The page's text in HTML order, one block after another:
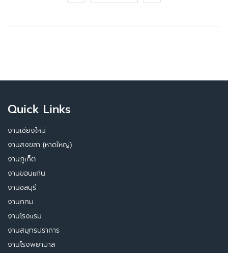
Quick Links
งานเชียงใหม่
งานสงขลา (หาดใหญ่)
งานภูเก็ต
งานขอนแก่น
งานชลบุรี
งานกทม
งานโรงแรม
งานสมุทรปราการ
งานโรงพยาบาล